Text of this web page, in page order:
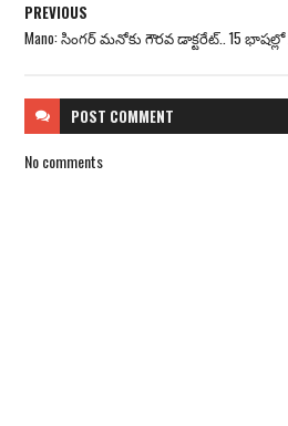
PREVIOUS
Mano: సింగర్ మనోకు గౌరవ డాక్టరేట్.. 15
POST COMMENT
No comments